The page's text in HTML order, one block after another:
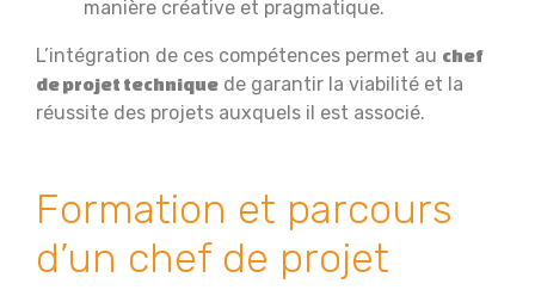
manière créative et pragmatique.
L’intégration de ces compétences permet au chef
de projet technique de garantir la viabilité et la
réussite des projets auxquels il est associé.
Formation et parcours
d’un chef de projet